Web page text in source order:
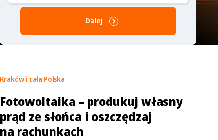
Dalej
Kraków i cała Polska
Fotowoltaika – produkuj własny
prąd ze słońca i oszczędzaj
na rachunkach